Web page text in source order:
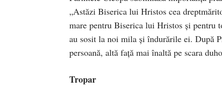
„Astăzi Biserica lui Hristos cea
mare pentru Biserica lui Hristos şi pentru
au sosit la noi mila şi îndurările ei. După
persoană, altă faţă mai înaltă pe scara
Tropar